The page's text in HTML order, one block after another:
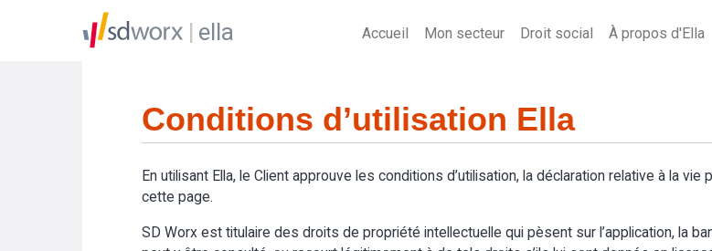
ella Accueil Mon secteur Droit social À propos d'Ella
Conditions d’utilisation Ella
En utilisant Ella, le Client approuve les conditions d’utilisation, la déclaration relative à la
cette page.
SD Worx est titulaire des droits de propriété intellectuelle qui pèsent sur l’application, la